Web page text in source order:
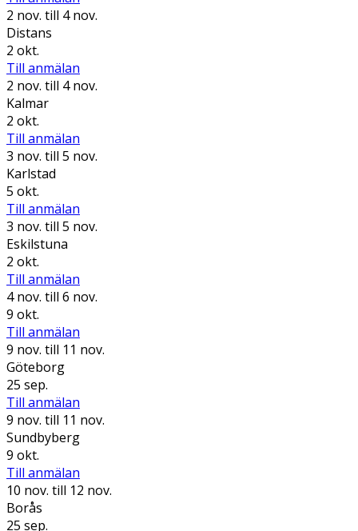
2 nov. till 4 nov.
Distans
2 okt.
Till anmälan
2 nov. till 4 nov.
Kalmar
2 okt.
Till anmälan
3 nov. till 5 nov.
Karlstad
5 okt.
Till anmälan
3 nov. till 5 nov.
Eskilstuna
2 okt.
Till anmälan
4 nov. till 6 nov.
9 okt.
Till anmälan
9 nov. till 11 nov.
Göteborg
25 sep.
Till anmälan
9 nov. till 11 nov.
Sundbyberg
9 okt.
Till anmälan
10 nov. till 12 nov.
Borås
25 sep.